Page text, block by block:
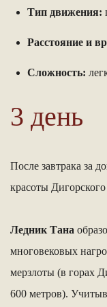
Тип движения:
Расстояние и
Сложность:
3 день
После завтрака за
красоты
Ледник Тана
многовековых
мерзлоты (в горах
600 метров).